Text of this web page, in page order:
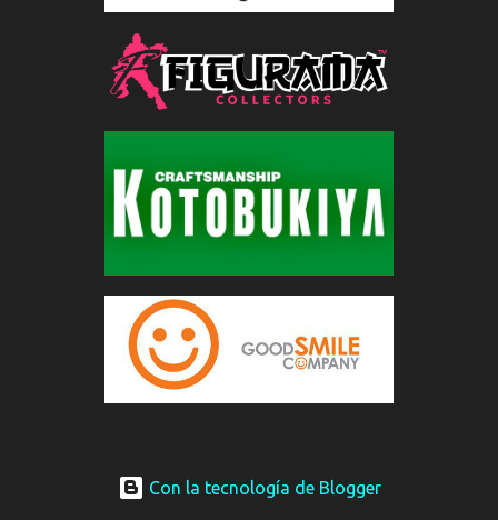
Con la tecnología de Blogger